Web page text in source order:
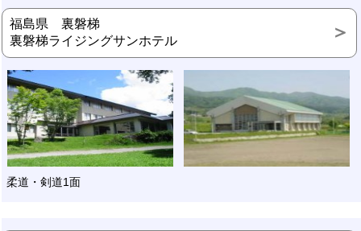
福島県 裏磐梯
裏磐梯ライジングサンホテル
柔道・剣道1面